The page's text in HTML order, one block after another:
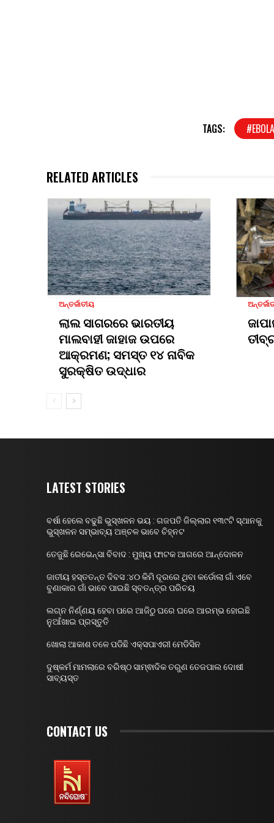
TAGS:
RELATED ARTICLES
ଅନ୍ତର୍ଜାତୀୟ
ଲାଲ ସାଗରରେ ଭାରତୀୟ
ମାଲବାହୀ ଜାହାଜ ଉପରେ
ଆକ୍ରମଣ; ସମସ୍ତ ୧୪ ନାବିକ
ସୁରକ୍ଷିତ ଉଦ୍ଧାର
LATEST STORIES
ବର୍ଷା ହେଲେ ବଢୁଛି ଭୁସ୍ଖଳନ ଭୟ : ଗଜପତି ଜିଲ୍ଲାର ୧୩୯ଟି ସ୍ଥାନକୁ
ଭୁସ୍ଖଳନ ସମ୍ଭାବ୍ୟ ଅଞ୍ଚଳ ଭାବେ ଚିହ୍ନଟ
ତେଜୁଛି ରେଭେନ୍ସା ବିବାଦ : ମୁଖ୍ୟ ଫାଟକ ଆଗରେ ଆନ୍ଦୋଳନ
ଜାତୀୟ ହସ୍ତତନ୍ତ ଦିବସ :୪୦ କିମି ଦୂରରେ ଥିବା କର୍ଡୋଲା ଗାଁ ଏବେ
ବୁଣାକାର ଗାଁ ଭାବେ ପାଇଛି ସ୍ବତନ୍ତ୍ର ପରିଚୟ
ଲଗ୍ନ ନିର୍ଣ୍ଣୟ ହେବା ପରେ ଆଜିଠୁ ଘରେ ଘରେ ଆରମ୍ଭ ହୋଇଛି
ନୁଆଁଖାଇ ପ୍ରସ୍ତୁତି
ଖୋଲା ଆକାଶ ତଳେ ପଡିଛି ଏକ୍ସପାଏରୀ ମେଡିସିନ
ଦୁଷ୍କର୍ମ ମାମଲାରେ ବରିଷ୍ଠ ସାମ୍ଵାଦିକ ତରୁଣ ତେଜପାଲ ଦୋଷୀ
ସାବ୍ୟସ୍ତ
CONTACT US